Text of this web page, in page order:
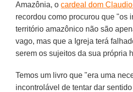
Amazônia, ocardeal dom
recordou como procurou que "os
território amazônico não são
vago, mas que a Igreja terá
serem os sujeitos da sua própria
Temos um livro que "era uma
incontrolável de tentar dar